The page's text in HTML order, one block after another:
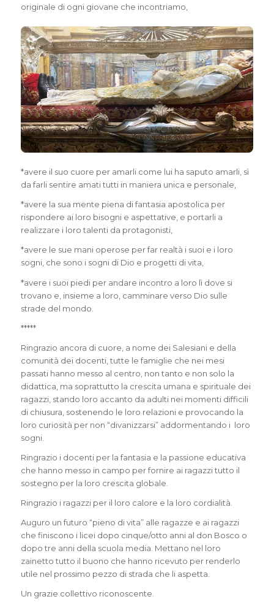
originale di ogni giovane che incontriamo,
*avere il suo cuore per amarli come lui ha saputo amarli, sì
da farli sentire amati tutti in maniera unica e personale,
*avere la sua mente piena di fantasia apostolica per
rispondere ai loro bisogni e aspettative, e portarli a
realizzare i loro talenti da protagonisti,
*avere le sue mani operose per far realtà i suoi e i loro
sogni, che sono i sogni di Dio e progetti di vita,
*avere i suoi piedi per andare incontro a loro lì dove si
trovano e, insieme a loro, camminare verso Dio sulle
strade del mondo.
*****
Ringrazio ancora di cuore, a nome dei Salesiani e della
comunità dei docenti, tutte le famiglie che nei mesi
passati hanno messo al centro, non tanto e non solo la
didattica, ma soprattutto la crescita umana e spirituale dei
ragazzi, stando loro accanto da adulti nei momenti difficili
di chiusura, sostenendo le loro relazioni e provocando la
loro curiosità per non “divanizzarsi” addormentando i loro
sogni.
Ringrazio i docenti per la fantasia e la passione educativa
che hanno messo in campo per fornire ai ragazzi tutto il
sostegno per la loro crescita globale.
Ringrazio i ragazzi per il loro calore e la loro cordialità.
Auguro un futuro “pieno di vita” alle ragazze e ai ragazzi
che finiscono i licei dopo cinque/otto anni al don Bosco o
dopo tre anni della scuola media. Mettano nel loro
zainetto tutto il buono che hanno ricevuto per renderlo
utile nel prossimo pezzo di strada che li aspetta.
Un grazie collettivo riconoscente.